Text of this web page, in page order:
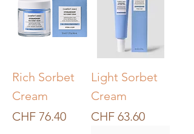
Rich Sorbet
Cream
Preis
CHF 76.40
Light Sorbet
Cream
Preis
CHF 63.60